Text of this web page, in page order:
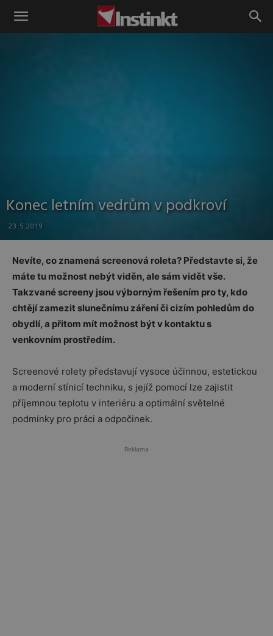
Instinkt
Konec letním vedrům v podkroví
23.5.2019
Nevíte, co znamená screenová roleta? Představte si, že
máte tu možnost nebýt viděn, ale sám vidět vše.
Takzvané screeny jsou výborným řešením pro ty, kdo
chtějí zamezit slunečnímu záření či cizím pohledům do
obydlí, a přitom mít možnost být v kontaktu s
venkovním prostředím.
Screenové rolety představují vysoce účinnou, estetickou
a moderní stínicí techniku, s jejíž pomocí lze zajistit
příjemnou teplotu v interiéru a optimální světelné
podmínky pro práci a odpočinek.
Reklama